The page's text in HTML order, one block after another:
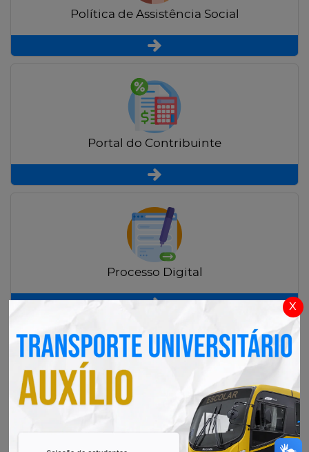
x
Política de Assistência Social
Portal do Contribuinte
Processo Digital
Radar Transparência Pública